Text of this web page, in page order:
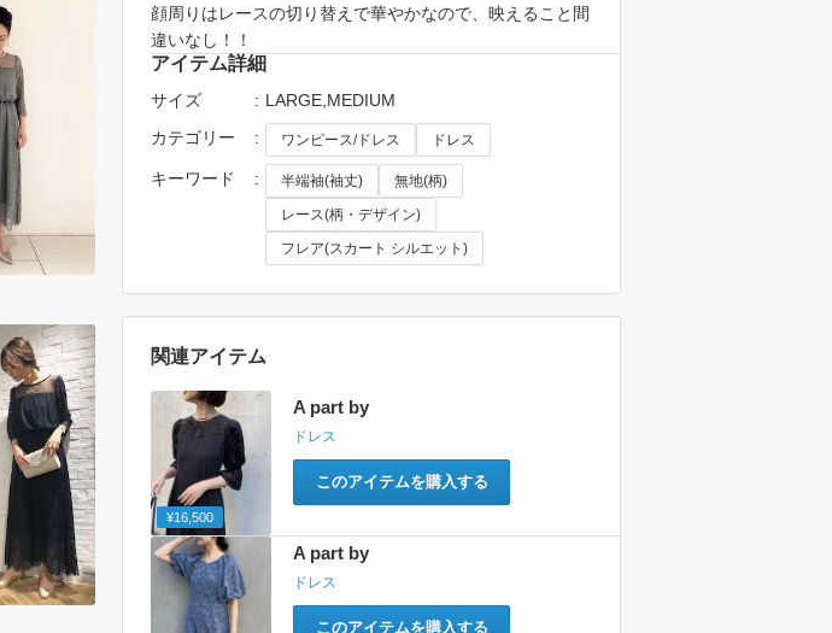
顔周りはレースの切り替えで華やかなので、映えること間
違いなし！！
アイテム詳細
サイズ
LARGE,MEDIUM
カテゴリー
ワンピース/ドレス ドレス
キーワード 半端袖(袖丈)
無地(柄)
レース(柄・デザイン)
フレア(スカート シルエット)
関連アイテム
¥16,500
A part by
ドレス
このアイテムを購入する
A part by
ドレス
このアイテムを購入する